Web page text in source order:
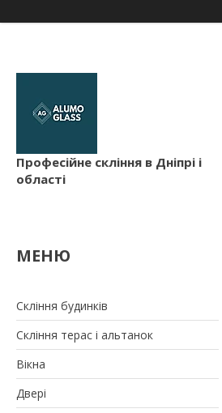
Професійне скління в Дніпрі і
області
Скління будинків
Скління терас і альтанок
Вікна
Двері